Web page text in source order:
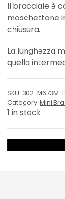
Il bracciale è
moschettone
chiusura.
La lunghezza
quella
SKU: 302-M673M-
Category: Mini
1 in stock